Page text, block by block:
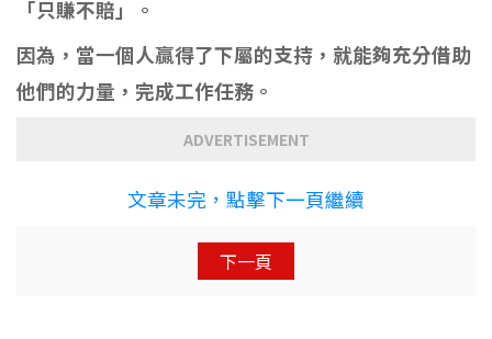
「只賺不賠」。
因為，當一個人贏得了下屬的支持，就能夠充分借助
他們的力量，完成工作任務。
ADVERTISEMENT
文章未完，點擊下一頁繼續
下一頁